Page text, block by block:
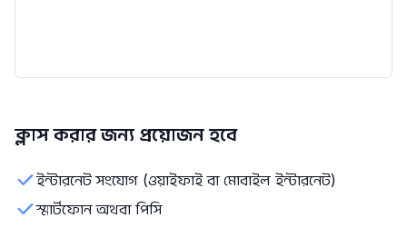
ক্লাস করার জন্য প্রয়োজন হবে
ইন্টারনেট সংযোগ (ওয়াইফাই বা মোবাইল ইন্টারনেট)
স্মার্টফোন অথবা পিসি